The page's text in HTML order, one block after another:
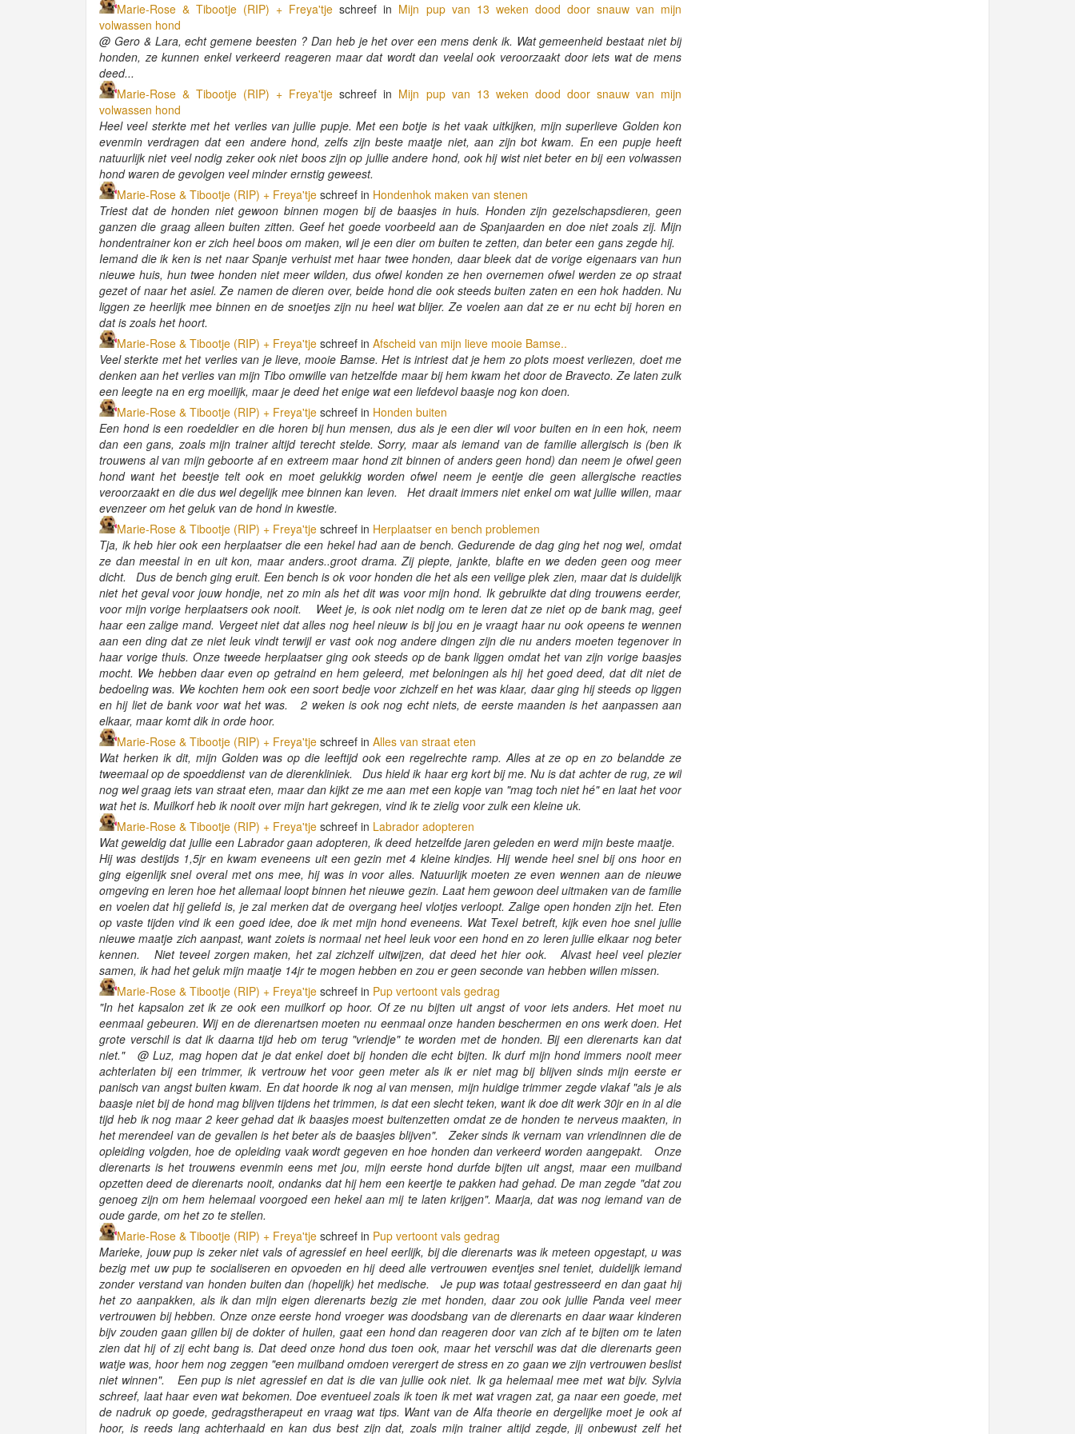
Marie-Rose & Tibootje (RIP) + Freya'tje schreef in Mijn pup van 13 weken dood door snauw van mijn
volwassen hond
@ Gero & Lara, echt gemene beesten ? Dan heb je het over een mens denk ik. Wat gemeenheid bestaat niet bij
honden, ze kunnen enkel verkeerd reageren maar dat wordt dan veelal ook veroorzaakt door iets wat de mens
deed...
Marie-Rose & Tibootje (RIP) + Freya'tje schreef in Mijn pup van 13 weken dood door snauw van mijn
volwassen hond
Heel veel sterkte met het verlies van jullie pupje. Met een botje is het vaak uitkijken, mijn superlieve Golden kon
evenmin verdragen dat een andere hond, zelfs zijn beste maatje niet, aan zijn bot kwam. En een pupje heeft
natuurlijk niet veel nodig zeker ook niet boos zijn op jullie andere hond, ook hij wist niet beter en bij een volwassen
hond waren de gevolgen veel minder ernstig geweest.
Marie-Rose & Tibootje (RIP) + Freya'tje schreef in Hondenhok maken van stenen
Triest dat de honden niet gewoon binnen mogen bij de baasjes in huis. Honden zijn gezelschapsdieren, geen
ganzen die graag alleen buiten zitten. Geef het goede voorbeeld aan de Spanjaarden en doe niet zoals zij. Mijn
hondentrainer kon er zich heel boos om maken, wil je een dier om buiten te zetten, dan beter een gans zegde hij.
Iemand die ik ken is net naar Spanje verhuist met haar twee honden, daar bleek dat de vorige eigenaars van hun
nieuwe huis, hun twee honden niet meer wilden, dus ofwel konden ze hen overnemen ofwel werden ze op straat
gezet of naar het asiel. Ze namen de dieren over, beide hond die ook steeds buiten zaten en een hok hadden. Nu
liggen ze heerlijk mee binnen en de snoetjes zijn nu heel wat blijer. Ze voelen aan dat ze er nu echt bij horen en
dat is zoals het hoort.
Marie-Rose & Tibootje (RIP) + Freya'tje schreef in Afscheid van mijn lieve mooie Bamse..
Veel sterkte met het verlies van je lieve, mooie Bamse. Het is intriest dat je hem zo plots moest verliezen, doet me
denken aan het verlies van mijn Tibo omwille van hetzelfde maar bij hem kwam het door de Bravecto. Ze laten zulk
een leegte na en erg moeilijk, maar je deed het enige wat een liefdevol baasje nog kon doen.
Marie-Rose & Tibootje (RIP) + Freya'tje schreef in Honden buiten
Een hond is een roedeldier en die horen bij hun mensen, dus als je een dier wil voor buiten en in een hok, neem
dan een gans, zoals mijn trainer altijd terecht stelde. Sorry, maar als iemand van de familie allergisch is (ben ik
trouwens al van mijn geboorte af en extreem maar hond zit binnen of anders geen hond) dan neem je ofwel geen
hond want het beestje telt ook en moet gelukkig worden ofwel neem je eentje die geen allergische reacties
veroorzaakt en die dus wel degelijk mee binnen kan leven. Het draait immers niet enkel om wat jullie willen, maar
evenzeer om het geluk van de hond in kwestie.
Marie-Rose & Tibootje (RIP) + Freya'tje schreef in Herplaatser en bench problemen
Tja, ik heb hier ook een herplaatser die een hekel had aan de bench. Gedurende de dag ging het nog wel, omdat
ze dan meestal in en uit kon, maar anders..groot drama. Zij piepte, jankte, blafte en we deden geen oog meer
dicht. Dus de bench ging eruit. Een bench is ok voor honden die het als een veilige plek zien, maar dat is duidelijk
niet het geval voor jouw hondje, net zo min als het dit was voor mijn hond. Ik gebruikte dat ding trouwens eerder,
voor mijn vorige herplaatsers ook nooit. Weet je, is ook niet nodig om te leren dat ze niet op de bank mag, geef
haar een zalige mand. Vergeet niet dat alles nog heel nieuw is bij jou en je vraagt haar nu ook opeens te wennen
aan een ding dat ze niet leuk vindt terwijl er vast ook nog andere dingen zijn die nu anders moeten tegenover in
haar vorige thuis. Onze tweede herplaatser ging ook steeds op de bank liggen omdat het van zijn vorige baasjes
mocht. We hebben daar even op getraind en hem geleerd, met beloningen als hij het goed deed, dat dit niet de
bedoeling was. We kochten hem ook een soort bedje voor zichzelf en het was klaar, daar ging hij steeds op liggen
en hij liet de bank voor wat het was. 2 weken is ook nog echt niets, de eerste maanden is het aanpassen aan
elkaar, maar komt dik in orde hoor.
Marie-Rose & Tibootje (RIP) + Freya'tje schreef in Alles van straat eten
Wat herken ik dit, mijn Golden was op die leeftijd ook een regelrechte ramp. Alles at ze op en zo belandde ze
tweemaal op de spoeddienst van de dierenkliniek. Dus hield ik haar erg kort bij me. Nu is dat achter de rug, ze wil
nog wel graag iets van straat eten, maar dan kijkt ze me aan met een kopje van "mag toch niet hé" en laat het voor
wat het is. Muilkorf heb ik nooit over mijn hart gekregen, vind ik te zielig voor zulk een kleine uk.
Marie-Rose & Tibootje (RIP) + Freya'tje schreef in Labrador adopteren
Wat geweldig dat jullie een Labrador gaan adopteren, ik deed hetzelfde jaren geleden en werd mijn beste maatje.
Hij was destijds 1,5jr en kwam eveneens uit een gezin met 4 kleine kindjes. Hij wende heel snel bij ons hoor en
ging eigenlijk snel overal met ons mee, hij was in voor alles. Natuurlijk moeten ze even wennen aan de nieuwe
omgeving en leren hoe het allemaal loopt binnen het nieuwe gezin. Laat hem gewoon deel uitmaken van de familie
en voelen dat hij geliefd is, je zal merken dat de overgang heel vlotjes verloopt. Zalige open honden zijn het. Eten
op vaste tijden vind ik een goed idee, doe ik met mijn hond eveneens. Wat Texel betreft, kijk even hoe snel jullie
nieuwe maatje zich aanpast, want zoiets is normaal net heel leuk voor een hond en zo leren jullie elkaar nog beter
kennen. Niet teveel zorgen maken, het zal zichzelf uitwijzen, dat deed het hier ook. Alvast heel veel plezier
samen, ik had het geluk mijn maatje 14jr te mogen hebben en zou er geen seconde van hebben willen missen.
Marie-Rose & Tibootje (RIP) + Freya'tje schreef in Pup vertoont vals gedrag
"In het kapsalon zet ik ze ook een muilkorf op hoor. Of ze nu bijten uit angst of voor iets anders. Het moet nu
eenmaal gebeuren. Wij en de dierenartsen moeten nu eenmaal onze handen beschermen en ons werk doen. Het
grote verschil is dat ik daarna tijd heb om terug "vriendje" te worden met de honden. Bij een dierenarts kan dat
niet." @ Luz, mag hopen dat je dat enkel doet bij honden die echt bijten. Ik durf mijn hond immers nooit meer
achterlaten bij een trimmer, ik vertrouw het voor geen meter als ik er niet mag bij blijven sinds mijn eerste er
panisch van angst buiten kwam. En dat hoorde ik nog al van mensen, mijn huidige trimmer zegde vlakaf "als je als
baasje niet bij de hond mag blijven tijdens het trimmen, is dat een slecht teken, want ik doe dit werk 30jr en in al die
tijd heb ik nog maar 2 keer gehad dat ik baasjes moest buitenzetten omdat ze de honden te nerveus maakten, in
het merendeel van de gevallen is het beter als de baasjes blijven". Zeker sinds ik vernam van vriendinnen die de
opleiding volgden, hoe de opleiding vaak wordt gegeven en hoe honden dan verkeerd worden aangepakt. Onze
dierenarts is het trouwens evenmin eens met jou, mijn eerste hond durfde bijten uit angst, maar een muilband
opzetten deed de dierenarts nooit, ondanks dat hij hem een keertje te pakken had gehad. De man zegde "dat zou
genoeg zijn om hem helemaal voorgoed een hekel aan mij te laten krijgen". Maarja, dat was nog iemand van de
oude garde, om het zo te stellen.
Marie-Rose & Tibootje (RIP) + Freya'tje schreef in Pup vertoont vals gedrag
Marieke, jouw pup is zeker niet vals of agressief en heel eerlijk, bij die dierenarts was ik meteen opgestapt, u was
bezig met uw pup te socialiseren en opvoeden en hij deed alle vertrouwen eventjes snel teniet, duidelijk iemand
zonder verstand van honden buiten dan (hopelijk) het medische. Je pup was totaal gestresseerd en dan gaat hij
het zo aanpakken, als ik dan mijn eigen dierenarts bezig zie met honden, daar zou ook jullie Panda veel meer
vertrouwen bij hebben. Onze onze eerste hond vroeger was doodsbang van de dierenarts en daar waar kinderen
bijv zouden gaan gillen bij de dokter of huilen, gaat een hond dan reageren door van zich af te bijten om te laten
zien dat hij of zij echt bang is. Dat deed onze hond dus toen ook, maar het verschil was dat die dierenarts geen
watje was, hoor hem nog zeggen "een muilband omdoen verergert de stress en zo gaan we zijn vertrouwen beslist
niet winnen". Een pup is niet agressief en dat is die van jullie ook niet. Ik ga helemaal mee met wat bijv. Sylvia
schreef, laat haar even wat bekomen. Doe eventueel zoals ik toen ik met wat vragen zat, ga naar een goede, met
de nadruk op goede, gedragstherapeut en vraag wat tips. Want van de Alfa theorie en dergelijke moet je ook af
hoor, is reeds lang achterhaald en kan dus best zijn dat, zoals mijn trainer altijd zegde, jij onbewust zelf het